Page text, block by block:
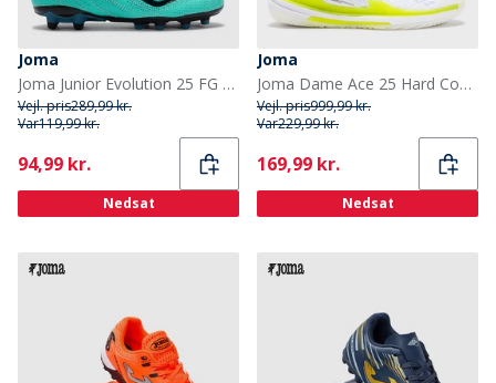
Joma
Joma Junior Evolution 25 FG Fast Underlag Fodboldstøvler Petroleum
Vejl. pris289,99 kr.
Var119,99 kr.
Current
94,99 kr.
Nedsat
Joma
Joma Dame Ace 25 Hard Court Tennis Sko Hvid
Vejl. pris999,99 kr.
Var229,99 kr.
Current
169,99 kr.
Nedsat